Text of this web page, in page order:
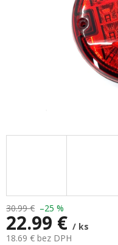
30.99 € –25 %
22.99 € / ks
18.69 € bez DPH